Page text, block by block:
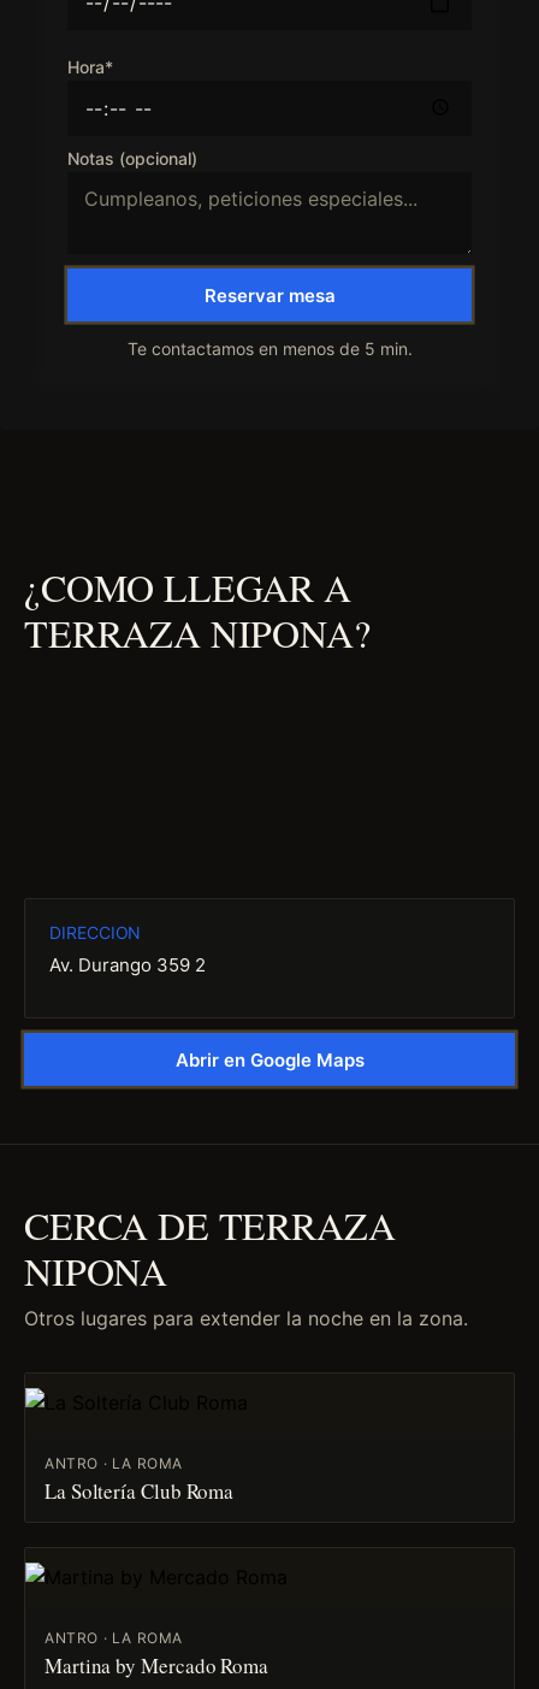
Hora*
Notas (opcional)
Reservar mesa
Te contactamos en menos de 5 min.
¿COMO LLEGAR A
TERRAZA NIPONA?
DIRECCION
Av. Durango 359 2
Abrir en Google Maps
CERCA DE TERRAZA
NIPONA
Otros lugares para extender la noche en la zona.
ANTRO · LA ROMA
La Soltería Club Roma
ANTRO · LA ROMA
Martina by Mercado Roma